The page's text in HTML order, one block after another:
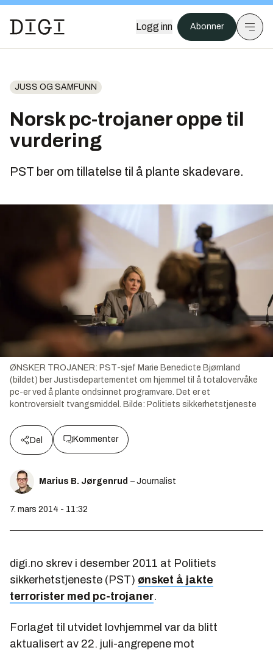
Logg inn Abonner
JUSS OG SAMFUNN
Norsk pc-trojaner oppe til
vurdering
PST ber om tillatelse til å plante skadevare.
ØNSKER TROJANER: PST-sjef Marie Benedicte Bjørnland
(bildet) ber Justisdepartementet om hjemmel til å totalovervåke
pc-er ved å plante ondsinnet programvare. Det er et
kontroversielt tvangsmiddel.
Bilde: Politiets sikkerhetstjeneste
Del Kommenter
Marius B. Jørgenrud – Journalist
7. mars 2014 - 11:32
digi.no skrev i desember 2011 at Politiets
sikkerhetstjeneste (PST) ønsket å jakte
terrorister med pc-trojaner.
Forlaget til utvidet lovhjemmel var da blitt
aktualisert av 22. juli-angrepene mot